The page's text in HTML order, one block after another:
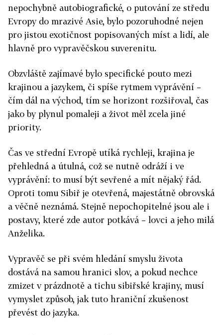
nepochybně autobiografické, o putování ze středu
Evropy do mrazivé Asie, bylo pozoruhodné nejen
pro jistou exotičnost popisovaných míst a lidí, ale
hlavně pro vypravěčskou suverenitu.
Obzvláště zajímavé bylo specifické pouto mezi
krajinou a jazykem, či spíše rytmem vyprávění –
čím dál na východ, tím se horizont rozšiřoval, čas
jako by plynul pomaleji a život měl zcela jiné
priority.
Čas ve střední Evropě utíká rychleji, krajina je
přehledná a útulná, což se nutně odráží i ve
vyprávění: to musí být sevřené a mít nějaký řád.
Oproti tomu Sibiř je otevřená, majestátně obrovská
a věčně neznámá. Stejně nepochopitelné jsou ale i
postavy, které zde autor potkává – lovci a jeho milá
Anželika.
Vypravěč se při svém hledání smyslu života
dostává na samou hranici slov, a pokud nechce
zmizet v prázdnotě a tichu sibiřské krajiny, musí
vymyslet způsob, jak tuto hraniční zkušenost
převést do jazyka.